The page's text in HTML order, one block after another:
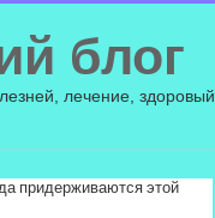
блог
лечение, здоровый
придерживаются этой